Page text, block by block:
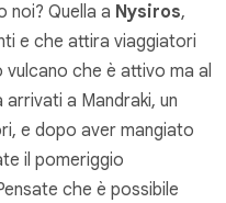
noi? Quella a Nysiros,
e che attira viaggiatori
vulcano che è attivo ma al
a Mandraki, un
e dopo aver mangiato
il pomeriggio
che è possibile